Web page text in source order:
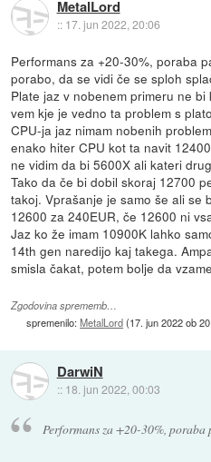
MetalLord
:: 17. jun 2022, 20:06
Performans za +20-30%, poraba
porabo, da se vidi če se sploh
Plate jaz v nobenem primeru ne
vem kje je vedno ta problem s
CPU-ja jaz nimam nobenih
enako hiter CPU kot ta navit
ne vidim da bi 5600X ali kateri
Tako da če bi dobil skoraj 12700
takoj. Vprašanje je samo še ali se
12600 za 240EUR, če 12600 ni
Jaz ko že imam 10900K lahko
14th gen naredijo kaj takega.
smisla čakat, potem bolje da
Zgodovina sprememb…
spremenilo:MetalLord(17. jun 2022 ob
DarwiN
:: 18. jun 2022, 00:03
Performans za +20-30%, poraba